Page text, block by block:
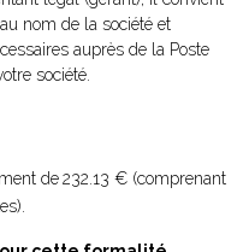
nom de la société et
auprès de la Poste
société.
de232.13 € (comprenant